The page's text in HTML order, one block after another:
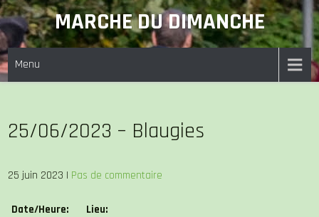
Skip
to
content
MARCHE DU DIMANCHE
Menu
25/06/2023 – Blaugies
25 juin 2023 | Pas de commentaire
Date/Heure:
Lieu: